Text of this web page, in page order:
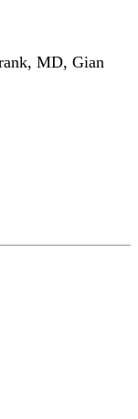
MD, Gian